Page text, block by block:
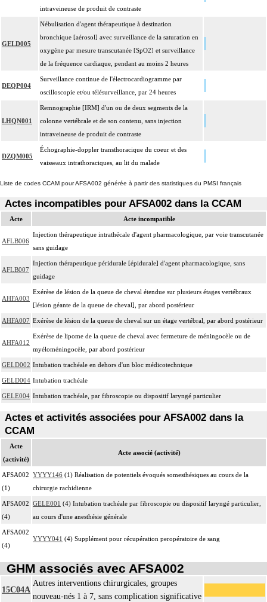
intraveineuse de produit de contraste
GELD005
Nébulisation d'agent thérapeutique à destination
bronchique [aérosol] avec surveillance de la saturation en
oxygène par mesure transcutanée [SpO2] et surveillance
de la fréquence cardiaque, pendant au moins 2 heures
DEQP004
Surveillance continue de l'électrocardiogramme par
oscilloscopie et/ou télésurveillance, par 24 heures
LHQN001
Remnographie [IRM] d'un ou de deux segments de la
colonne vertébrale et de son contenu, sans injection
intraveineuse de produit de contraste
DZQM005
Échographie-doppler transthoracique du coeur et des
vaisseaux intrathoraciques, au lit du malade
Liste de codes CCAM pour AFSA002 générée à partir des statistiques du PMSI français
Actes incompatibles pour AFSA002 dans la CCAM
Acte Acte incompatible
AFLB006
Injection thérapeutique intrathécale d'agent pharmacologique, par voie transcutanée
sans guidage
AFLB007
Injection thérapeutique péridurale [épidurale] d'agent pharmacologique, sans
guidage
AHFA003
Exérèse de lésion de la queue de cheval étendue sur plusieurs étages vertébraux
[lésion géante de la queue de cheval], par abord postérieur
AHFA007 Exérèse de lésion de la queue de cheval sur un étage vertébral, par abord postérieur
AHFA012
Exérèse de lipome de la queue de cheval avec fermeture de méningocèle ou de
myéloméningocèle, par abord postérieur
GELD002 Intubation trachéale en dehors d'un bloc médicotechnique
GELD004 Intubation trachéale
GELE004 Intubation trachéale, par fibroscopie ou dispositif laryngé particulier
Actes et activités associées pour AFSA002 dans la
CCAM
Acte
(activité)
Acte associé (activité)
AFSA002
(1)
YYYY146 (1) Réalisation de potentiels évoqués somesthésiques au cours de la
chirurgie rachidienne
AFSA002
(4)
GELE001 (4) Intubation trachéale par fibroscopie ou dispositif laryngé particulier,
au cours d'une anesthésie générale
AFSA002
(4)
YYYY041 (4) Supplément pour récupération peropératoire de sang
GHM associés avec AFSA002
15C04A
Autres interventions chirurgicales, groupes
nouveau-nés 1 à 7, sans complication significative